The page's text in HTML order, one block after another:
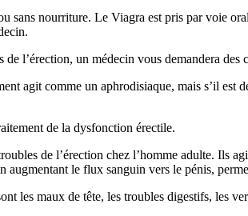
sans nourriture. Le Viagra est pris par voie
l’érection, un médecin vous demandera des
agit comme un aphrodisiaque, mais s’il
de la dysfonction érectile.
de l’érection chez l’homme adulte. Ils
augmentant le flux sanguin vers le pénis,
les maux de tête, les troubles digestifs, les